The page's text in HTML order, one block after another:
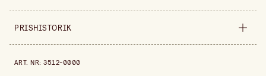
Säljs i decimeter
PRISHISTORIK
ART. NR:3512-0000